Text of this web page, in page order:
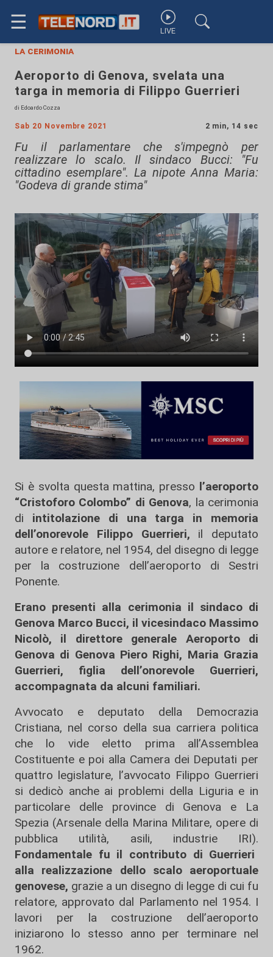
☰ LIVE
la cerimonia
Aeroporto di Genova, svelata una
targa in memoria di Filippo Guerrieri
di Edoardo Cozza
Sab 20 Novembre 2021 2 min, 14 sec
Fu il parlamentare che s'impegnò per
realizzare lo scalo. Il sindaco Bucci: "Fu
cittadino esemplare". La nipote Anna Maria:
"Godeva di grande stima"
Si è svolta questa mattina, presso l’aeroporto
“Cristoforo Colombo” di Genova, la cerimonia
di intitolazione di una targa in memoria
dell’onorevole Filippo Guerrieri, il deputato
autore e relatore, nel 1954, del disegno di legge
per la costruzione dell’aeroporto di Sestri
Ponente.
Erano presenti alla cerimonia il sindaco di
Genova Marco Bucci, il vicesindaco Massimo
Nicolò, il direttore generale Aeroporto di
Genova di Genova Piero Righi, Maria Grazia
Guerrieri, figlia dell’onorevole Guerrieri,
accompagnata da alcuni familiari.
Avvocato e deputato della Democrazia
Cristiana, nel corso della sua carriera politica
che lo vide eletto prima all’Assemblea
Costituente e poi alla Camera dei Deputati per
quattro legislature, l’avvocato Filippo Guerrieri
si dedicò anche ai problemi della Liguria e in
particolare delle province di Genova e La
Spezia (Arsenale della Marina Militare, opere di
pubblica utilità, asili, industrie IRI).
Fondamentale fu il contributo di Guerrieri
alla realizzazione dello scalo aeroportuale
genovese, grazie a un disegno di legge di cui fu
relatore, approvato dal Parlamento nel 1954. I
lavori per la costruzione dell’aeroporto
iniziarono lo stesso anno per terminare nel
1962.